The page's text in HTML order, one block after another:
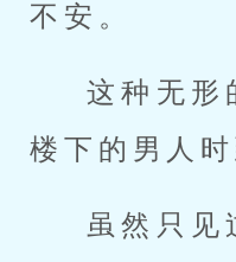
不安。
这种无形
楼下的男人
虽然只见